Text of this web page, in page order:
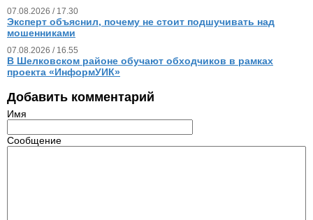
07.08.2026 / 17.30
Эксперт объяснил, почему не стоит подшучивать над
мошенниками
07.08.2026 / 16.55
В Шелковском районе обучают обходчиков в рамках
проекта «ИнформУИК»
Добавить комментарий
Имя
Сообщение